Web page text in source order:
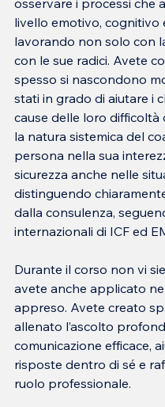
livello emotivo, cognitivo
lavorando non solo con
con le sue radici. Avete
spesso si nascondono
stati in grado di aiutare i
cause delle loro
la natura sistemica del
persona nella sua
sicurezza anche nelle
distinguendo
dalla consulenza,
internazionali di ICF ed
Durante il corso non vi
avete anche applicato
appreso. Avete creato
allenato l’ascolto
comunicazione efficace,
risposte dentro di sé e
ruolo professionale.